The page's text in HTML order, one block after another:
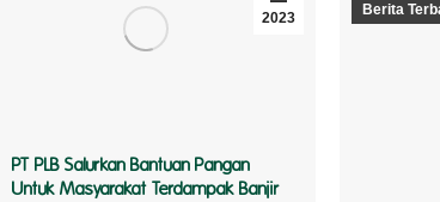
2023
PT PLB Salurkan Bantuan Pangan
Untuk Masyarakat Terdampak Banjir
Berita